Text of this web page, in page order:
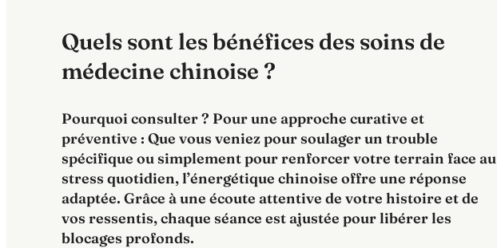
Quels sont les bénéfices des soins de
médecine chinoise ?
Pourquoi consulter ? Pour une approche curative et
préventive : Que vous veniez pour soulager un trouble
spécifique ou simplement pour renforcer votre terrain face au
stress quotidien, l’énergétique chinoise offre une réponse
adaptée. Grâce à une écoute attentive de votre histoire et de
vos ressentis, chaque séance est ajustée pour libérer les
blocages profonds.